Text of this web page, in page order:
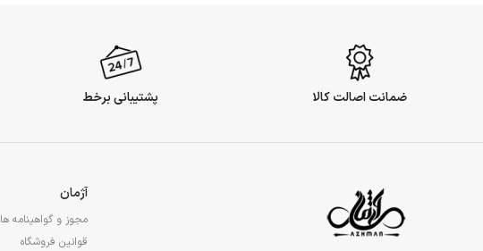
ضمانت اصالت کالا پشتیبانی برخط
آژمان
مجوز و گواهینامه ها
قوانین فروشگاه